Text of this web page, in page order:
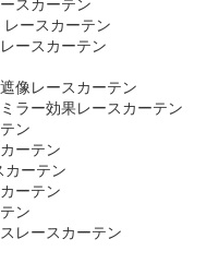
スカーテン
ースカーテン
ースカーテン
像レースカーテン
ラー効果レースカーテン
ン
ーテン
カーテン
ーテン
ン
レースカーテン